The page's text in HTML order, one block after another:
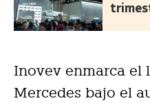
Inovev enmarca el
Mercedes bajo el